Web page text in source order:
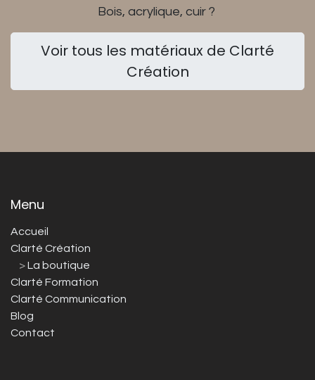
Bois, acrylique, cuir ?
Voir tous les matériaux de Clarté
Création
Menu
Accueil
Clarté Création
>La boutique
Clarté Formation
Clarté Communication
Blog
Contact